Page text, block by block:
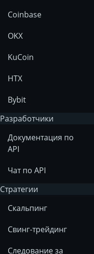
Coinbase
OKX
KuCoin
HTX
Bybit
Разработчики
Документация по
API
Чат по API
Стратегии
Скальпинг
Свинг-трейдинг
Следование за